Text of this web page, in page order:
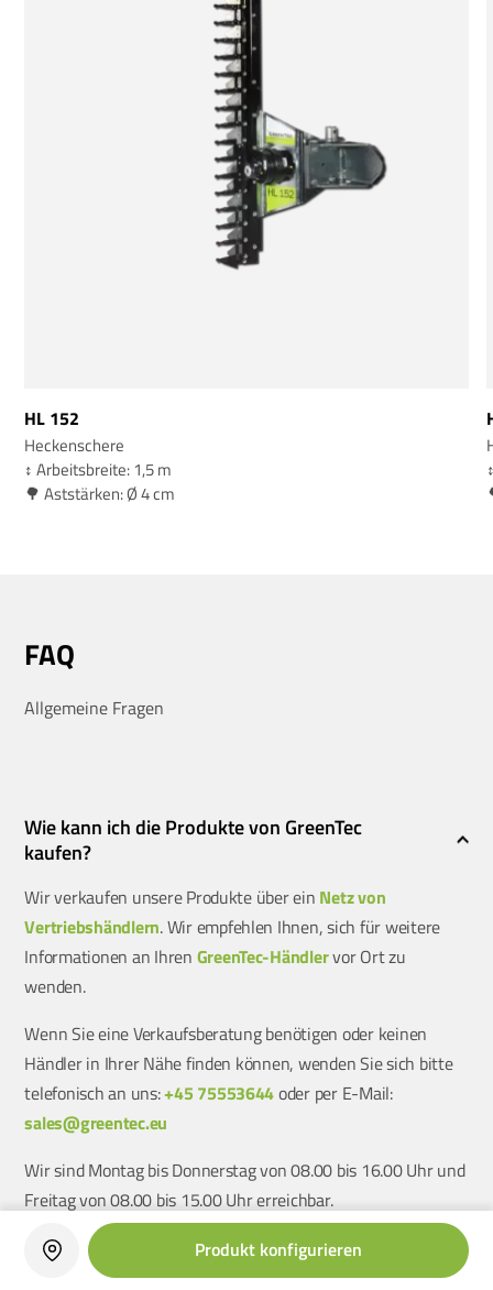
HL 152
Heckenschere
↕️ Arbeitsbreite: 1,5 m
🌳 Aststärken: Ø 4 cm
FAQ
Allgemeine Fragen
Wie kann ich die Produkte von GreenTec
kaufen?
Wir verkaufen unsere Produkte über ein Netz von
Vertriebshändlern. Wir empfehlen Ihnen, sich für weitere
Informationen an Ihren GreenTec-Händlervor Ort zu
wenden.
Wenn Sie eine Verkaufsberatung benötigen oder keinen
Händler in Ihrer Nähe finden können, wenden Sie sich bitte
telefonisch an uns:+45 75553644oder per E-Mail:
sales@greentec.eu
Wir sind Montag bis Donnerstag von 08.00 bis 16.00 Uhr und
Freitag von 08.00 bis 15.00 Uhr erreichbar.
Wo werden die Produkte von GreenTec
Produkt konfigurieren